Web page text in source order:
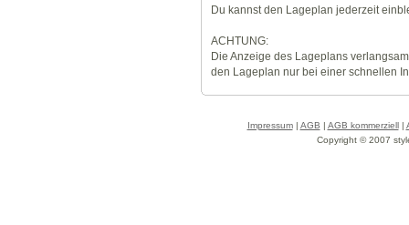
Du kannst den Lageplan jederzeit
ACHTUNG:
Die Anzeige des Lageplans
den Lageplan nur bei einer schnellen
Impressum| AGB | AGB kommerziell|
Copyright © 2007